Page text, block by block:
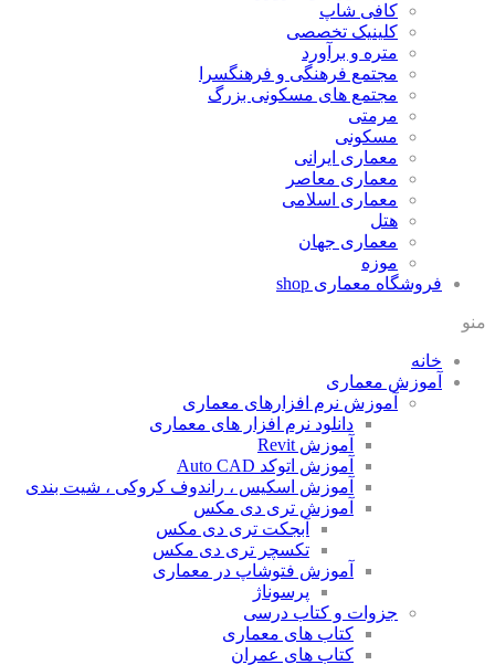
کافی شاپ
کلینیک تخصصی
متره و برآورد
مجتمع فرهنگی و فرهنگسرا
مجتمع های مسکونی بزرگ
مرمتی
مسکونی
معماری ایرانی
معماری معاصر
معماری اسلامی
هتل
معماری جهان
موزه
فروشگاه معماری shop
منو
خانه
آموزش معماری
آموزش نرم افزارهای معماری
دانلود نرم افزار های معماری
آموزش Revit
آموزش اتوکد Auto CAD
آموزش اسکیس ، راندوف کروکی ، شیت بندی
آموزش تری دی مکس
آبجکت تری دی مکس
تکسچر تری دی مکس
آموزش فتوشاپ در معماری
پرسوناژ
جزوات و کتاب درسی
کتاب های معماری
کتاب های عمران